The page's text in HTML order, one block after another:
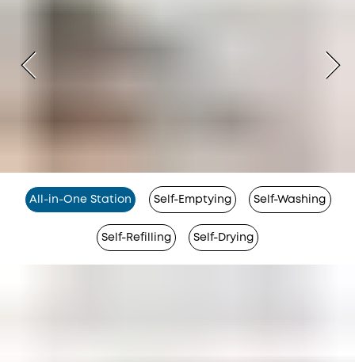
All-in-One Station Self-Emptying Self-Washing
Self-Refilling Self-Drying